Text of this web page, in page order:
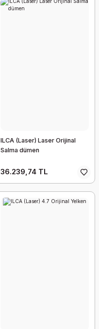
ILCA (Laser) Laser Orijinal
Salma dümen
36.239,74 TL